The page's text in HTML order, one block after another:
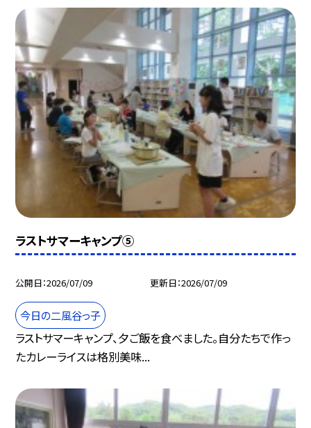
ラストサマーキャンプ⑤
公開日 2026/07/09 更新日 2026/07/09
今日の二風谷っ子
ラストサマーキャンプ、夕ご飯を食べました。自分たちで作っ
たカレーライスは格別美味...